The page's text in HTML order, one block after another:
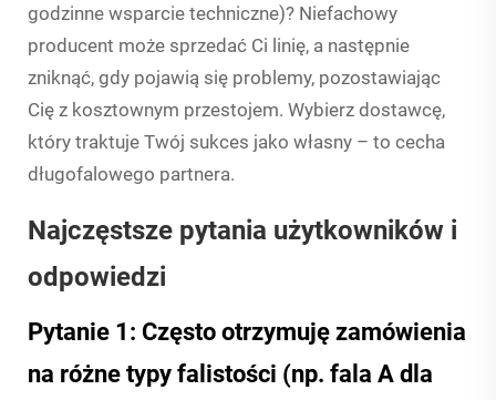
godzinne wsparcie techniczne)? Niefachowy
producent może sprzedać Ci linię, a następnie
zniknąć, gdy pojawią się problemy, pozostawiając
Cię z kosztownym przestojem. Wybierz dostawcę,
który traktuje Twój sukces jako własny – to cecha
długofalowego partnera.
Najczęstsze pytania użytkowników i
odpowiedzi
Pytanie 1: Często otrzymuję zamówienia
na różne typy falistości (np. fala A dla